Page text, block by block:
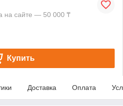
на сайте — 50 000 ₸
Купить
Доставка Оплата